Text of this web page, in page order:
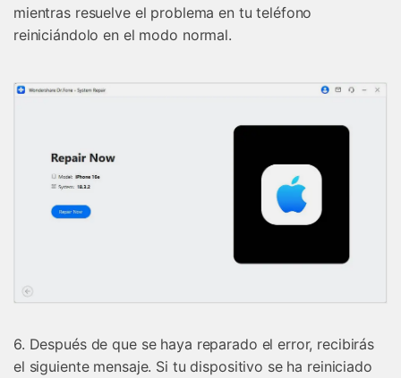
mientras resuelve el problema en tu teléfono
reiniciándolo en el modo normal.
6. Después de que se haya reparado el error, recibirás
el siguiente mensaje. Si tu dispositivo se ha reiniciado